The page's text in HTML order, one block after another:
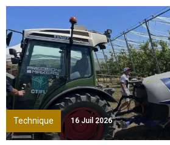
Technique 16 Juil 2026